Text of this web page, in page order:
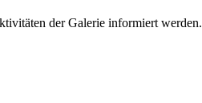
der Galerie informiert werden.